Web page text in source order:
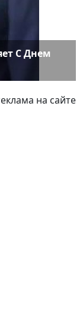
С Днем
на сайте